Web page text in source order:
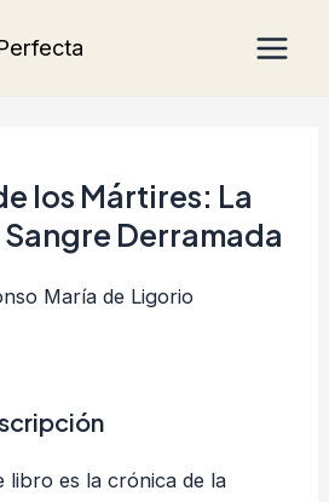
los Mártires: La
Derramada
María de Ligorio
libro es la crónica de la